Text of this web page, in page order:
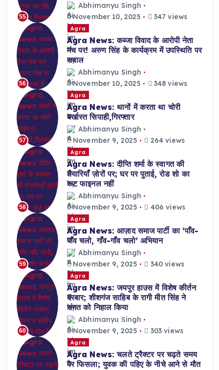
55
Abhimanyu Singh
November 10, 2025
347 views
56
Agra
Agra News: कब्जा विवाद के आरोपी नेता
मंच पर! अरुण सिंह के कार्यक्रम में उपस्थिति पर
सवाल
Abhimanyu Singh
November 10, 2025
348 views
57
Agra
Agra News: थानों में करता था चोरी
बर्खास्त सिपाही,गिरफ्तार
Abhimanyu Singh
November 9, 2025
264 views
58
Agra
Agra News: दीप्ति शर्मा के स्वागत की
तैयारियाँ ज़ोरों पर; घर पर पुताई, रोड शो का
रूट फाइनल नहीं
Abhimanyu Singh
November 9, 2025
406 views
59
Agra
Agra News: आज़ाद समाज पार्टी का ‘पाँव-
पाँव चलो, गाँव-गाँव चलो’ अभियान
Abhimanyu Singh
November 9, 2025
340 views
60
Agra
Agra News: जयपुर हाउस में विशेष कीर्तन
दरबार; शीशगंज साहिब के रागी मीत सिंह ने
संगत को निहाल किया
Abhimanyu Singh
November 9, 2025
303 views
Agra
Agra News: चलते ट्रैक्टर पर चढ़ते समय
पैर फिसला; युवक की पहिए के नीचे आने से मौत